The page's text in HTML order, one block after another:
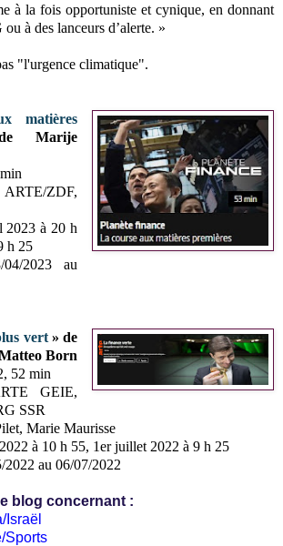
à la fois opportuniste et cynique, en donnant
à des lanceurs d’alerte. »
"l'urgence climatique".
matières
Marije
ZDF,
2023 à 20 h
h 25
2023 au
vert» de
Born
52 min
GEIE,
SSR
Marie Maurisse
à 10 h 55, 1er juillet 2022 à 9 h 25
au 06/07/2022
blog concernant :
Israël
Sports